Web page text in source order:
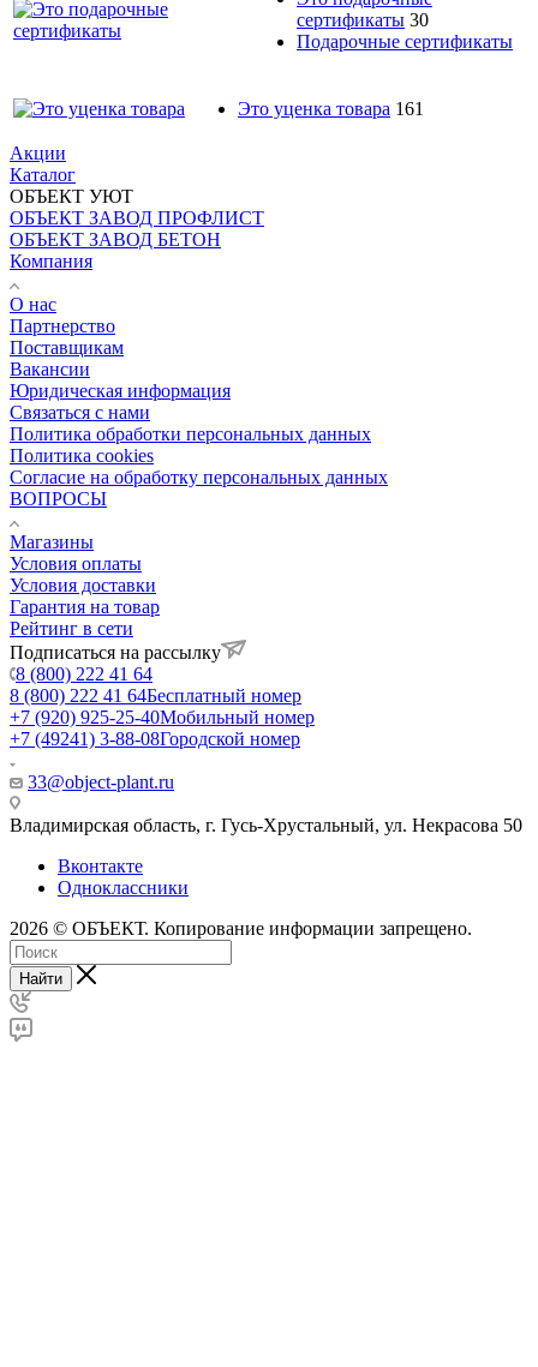
сертификаты 30
Подарочные сертификаты
Это уценка товара 161
Акции
Каталог
ОБЪЕКТ УЮТ
ОБЪЕКТ ЗАВОД ПРОФЛИСТ
ОБЪЕКТ ЗАВОД БЕТОН
Компания
О нас
Партнерство
Поставщикам
Вакансии
Юридическая информация
Связаться с нами
Политика обработки персональных данных
Политика cookies
Согласие на обработку персональных данных
ВОПРОСЫ
Магазины
Условия оплаты
Условия доставки
Гарантия на товар
Рейтинг в сети
Подписаться на рассылку
8 (800) 222 41 64
8 (800) 222 41 64Бесплатный номер
+7 (920) 925-25-40Мобильный номер
+7 (49241) 3-88-08Городской номер
33@object-plant.ru
Владимирская область, г. Гусь-Хрустальный, ул. Некрасова 50
Вконтакте
Одноклассники
2026 © ОБЪЕКТ. Копирование информации запрещено.
Найти